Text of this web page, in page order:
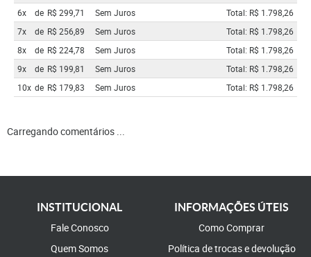
6x
de R$ 299,71 Sem Juros
Total: R$ 1.798,26
7x
de R$ 256,89 Sem Juros
Total: R$ 1.798,26
8x
de R$ 224,78 Sem Juros
Total: R$ 1.798,26
9x
de R$ 199,81 Sem Juros
Total: R$ 1.798,26
10x de R$ 179,83 Sem Juros Total: R$ 1.798,26
Carregando comentários ...
INSTITUCIONAL
Fale Conosco
Quem Somos
INFORMAÇÕES ÚTEIS
Como Comprar
Política de trocas e devolução